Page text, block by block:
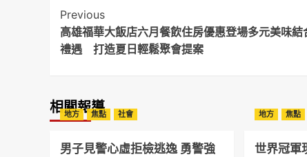
Post
Navigation
Previous
高雄福華大飯店六月餐飲住房優惠登場多元美味結
禮遇 打造夏日輕鬆聚會提案
相關報導
地方 焦點 社會
男子見警心虛拒檢逃逸 勇警強
地方 焦點
世界冠軍